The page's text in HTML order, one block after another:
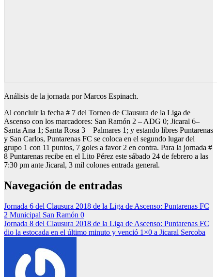
Análisis de la jornada por Marcos Espinach.
Al concluir la fecha # 7 del Torneo de Clausura de la Liga de
Ascenso con los marcadores: San Ramón 2 – ADG 0; Jicaral 6–
Santa Ana 1; Santa Rosa 3 – Palmares 1; y estando libres Puntarenas
y San Carlos, Puntarenas FC se coloca en el segundo lugar del
grupo 1 con 11 puntos, 7 goles a favor 2 en contra. Para la jornada #
8 Puntarenas recibe en el Lito Pérez este sábado 24 de febrero a las
7:30 pm ante Jicaral, 3 mil colones entrada general.
Navegación de entradas
Jornada 6 del Clausura 2018 de la Liga de Ascenso: Puntarenas FC
2 Municipal San Ramón 0
Jornada 8 del Clausura 2018 de la Liga de Ascenso: Puntarenas FC
dio la estocada en el último minuto y venció 1×0 a Jicaral Sercoba